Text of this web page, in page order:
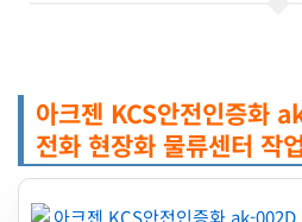
아크젠 KCS안전인증화
전화 현장화 물류센터 작